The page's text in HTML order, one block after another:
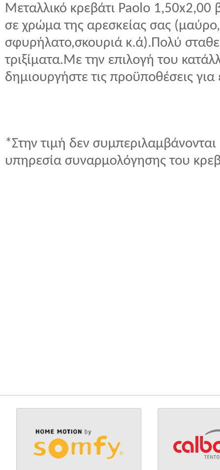
Μεταλλικό κρεβάτι Paolo
σε χρώμα της αρεσκείας σας
σφυρήλατο,σκουριά κ.ά).Πολύ
τριξίματα.Με την επιλογή του
δημιουργήστε τις προϋποθέσεις
*Στην τιμή δεν
υπηρεσία συναρμολόγησης του